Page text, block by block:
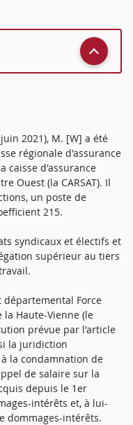
2021), M. [W] a été
régionale d'assurance
caisse d'assurance
Ouest (la CARSAT). Il
un poste de
215.
syndicaux et électifs et
supérieur au tiers
départemental Force
Haute-Vienne (le
prévue par l'article
la juridiction
la condamnation de
de salaire sur la
depuis le 1er
intérêts et, à lui-
dommages-intérêts.